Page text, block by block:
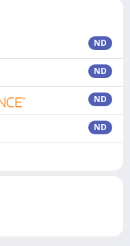
ND
ND
ND
ND